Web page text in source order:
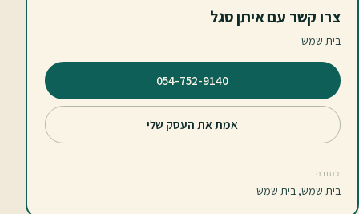
צרו קשר עם איתן סגל
בית שמש
⁦054-752-9140⁩
אמת את העסק שלי
כתובת
בית שמש, בית שמש